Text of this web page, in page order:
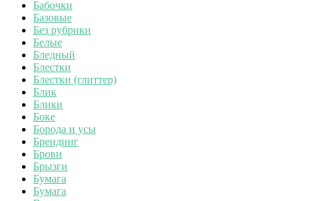
Бабочки
Базовые
Без рубрики
Белые
Бледный
Блестки
Блестки (глиттер)
Блик
Блики
Боке
Борода и усы
Брендинг
Брови
Брызги
Бумага
Бумага